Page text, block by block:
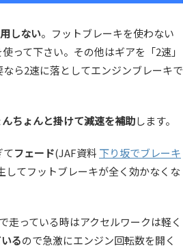
しない。フットブレーキを使わない
って下さい。その他はギアを「2速」
ら2速に落としてエンジンブレーキで
ちょんと掛けて減速を補助します。
てフェード(JAF資料 下り坂でブレーキ
してフットブレーキが全く効かなくな
走っている時はアクセルワークは軽く
るので急激にエンジン回転数を開く